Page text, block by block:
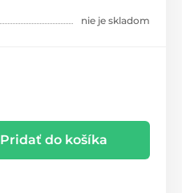
nie je skladom
Pridať do košíka